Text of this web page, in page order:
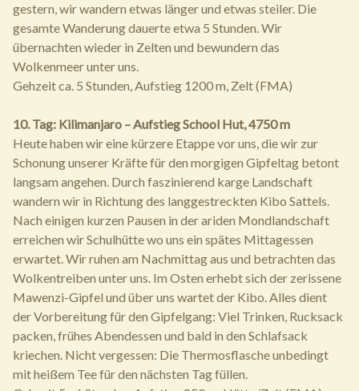
gestern, wir wandern etwas länger und etwas steiler. Die
gesamte Wanderung dauerte etwa 5 Stunden. Wir
übernachten wieder in Zelten und bewundern das
Wolkenmeer unter uns.
Gehzeit ca. 5 Stunden, Aufstieg 1200 m, Zelt (FMA)
10. Tag: Kilimanjaro – Aufstieg School Hut, 4750 m
Heute haben wir eine kürzere Etappe vor uns, die wir zur
Schonung unserer Kräfte für den morgigen Gipfeltag betont
langsam angehen. Durch faszinierend karge Landschaft
wandern wir in Richtung des langgestreckten Kibo Sattels.
Nach einigen kurzen Pausen in der ariden Mondlandschaft
erreichen wir Schulhütte wo uns ein spätes Mittagessen
erwartet. Wir ruhen am Nachmittag aus und betrachten das
Wolkentreiben unter uns. Im Osten erhebt sich der zerissene
Mawenzi-Gipfel und über uns wartet der Kibo. Alles dient
der Vorbereitung für den Gipfelgang: Viel Trinken, Rucksack
packen, frühes Abendessen und bald in den Schlafsack
kriechen. Nicht vergessen: Die Thermosflasche unbedingt
mit heißem Tee für den nächsten Tag füllen.